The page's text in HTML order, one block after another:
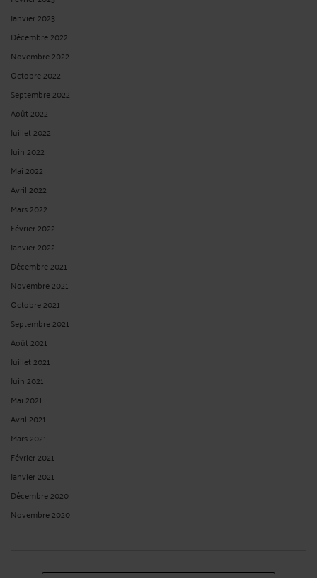
Janvier 2023
Décembre 2022
Novembre 2022
Octobre 2022
Septembre 2022
Août 2022
Juillet 2022
Juin 2022
Mai 2022
Avril 2022
Mars 2022
Février 2022
Janvier 2022
Décembre 2021
Novembre 2021
Octobre 2021
Septembre 2021
Août 2021
Juillet 2021
Juin 2021
Mai 2021
Avril 2021
Mars 2021
Février 2021
Janvier 2021
Décembre 2020
Novembre 2020